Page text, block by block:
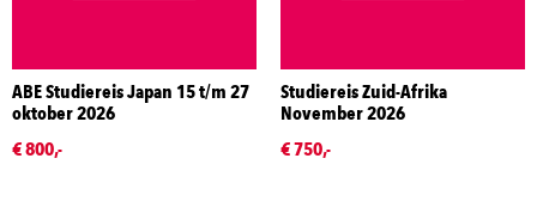
ABE Studiereis Japan 15 t/m 27
oktober 2026
€ 800,-
Studiereis Zuid-Afrika
November 2026
€ 750,-